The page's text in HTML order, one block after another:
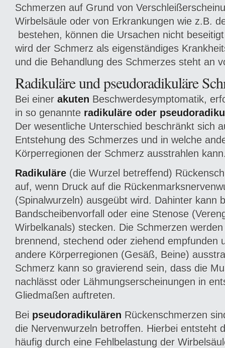
Schmerzen auf Grund von
Wirbelsäule oder von Erkrankungen wie z.B.
bestehen, können die Ursachen nicht
wird der Schmerz als eigenständiges
und die Behandlung des Schmerzes steht an
Radikuläre und pseudoradikuläre
Bei einer akuten Beschwerdesymptomatik,
in so genannte radikuläre oder
Der wesentliche Unterschied beschränkt sich
Entstehung des Schmerzes und in welche
Körperregionen der Schmerz ausstrahlen
Radikuläre (die Wurzel betreffend)
auf, wenn Druck auf die
(Spinalwurzeln) ausgeübt wird. Dahinter kann
Bandscheibenvorfall oder eine Stenose
Wirbelkanals) stecken. Die Schmerzen
brennend, stechend oder ziehend empfunden
andere Körperregionen (Gesäß, Beine)
Schmerz kann so gravierend sein, dass die
nachlässt oder Lähmungserscheinungen in
Gliedmaßen auftreten.
Bei pseudoradikulären Rückenschmerzen
die Nervenwurzeln betroffen. Hierbei entsteht
häufig durch eine Fehlbelastung der